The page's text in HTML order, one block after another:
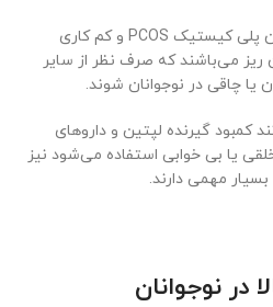
سندرم کوشینگ، سندرم تخمدان پلی کیستیک PCOS و کم کاری
ریز می‌باشند که صرف نظر از سایر
یا چاقی در نوجوانان شوند.
کمبود گیرنده لپتین و دارو‌های
یا بی خوابی استفاده می‌شود نیز
مهمی دارند.
در نوجوانان